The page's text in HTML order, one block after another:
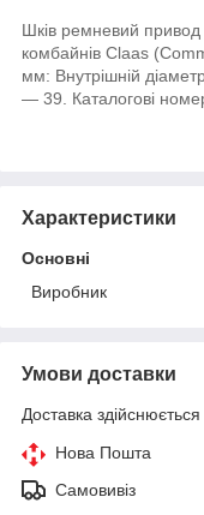
Шків ремневий
комбайнів Claas
мм: Внутрішній
— 39. Каталогові
Характеристики
Основні
Виробник
Умови доставки
Доставка
Нова Пошта
Самовивіз